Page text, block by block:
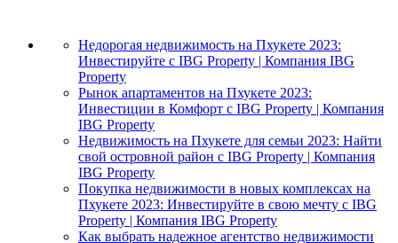
Недорогая недвижимость на Пхукете 2023:
Инвестируйте с IBG Property | Компания IBG
Property
Рынок апартаментов на Пхукете 2023:
Инвестиции в Комфорт с IBG Property | Компания
IBG Property
Недвижимость на Пхукете для семьи 2023: Найти
свой островной район с IBG Property | Компания
IBG Property
Покупка недвижимости в новых комплексах на
Пхукете 2023: Инвестируйте в свою мечту с IBG
Property | Компания IBG Property
Как выбрать надежное агентство недвижимости